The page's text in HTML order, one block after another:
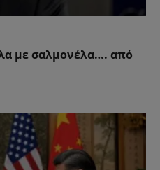
με σαλμονέλα…. από